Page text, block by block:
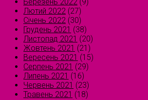
Лютий 2022 (27)
Січень 2022 (30)
Грудень 2021 (38)
Листопад 2021 (20)
Жовтень 2021 (21)
Вересень 2021 (15)
Серпень 2021 (29)
Липень 2021 (16)
Червень 2021 (23)
Травень 2021 (18)